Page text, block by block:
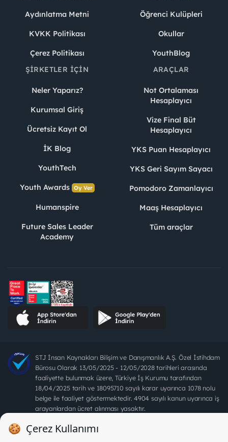
Aydınlatma Metni
KVKK Politikası
Çerez Politikası
Öğrenci Kulüpleri
Okullar
YouthBlog
ŞIRKETLER İÇIN
Neler Yaparız?
Kurumsal Giriş
Ücretsiz Kayıt Ol
İK Blog
YouthTech
Youth Awards Oy Ver
Humanspire
Future Sales Leader
Academy
ARAÇLAR
Not Ortalaması
Hesaplayıcı
Vize Final Büt
Hesaplayıcı
YKS Puan Hesaplayıcı
YKS Geri Sayım Sayacı
Pomodoro Zamanlayıcı
Maaş Hesaplayıcı
Tüm araçlar
STJ İnsan Kaynakları Bilişim ve Danışmanlık A.Ş. Özel İstihdam
Bürosu Olarak 13/05/2025 - 12/05/2028 tarihleri arasında
faaliyette bulunmak üzere, Türkiye İş Kurumu tarafından
18/04/2025 tarih ve 18095710 sayılı karar uyarınca 1078 nolu
belge ile faaliyet göstermektedir. 4904 sayılı kanun uyarınca iş
arayanlardan ücret alınması yasaktır.